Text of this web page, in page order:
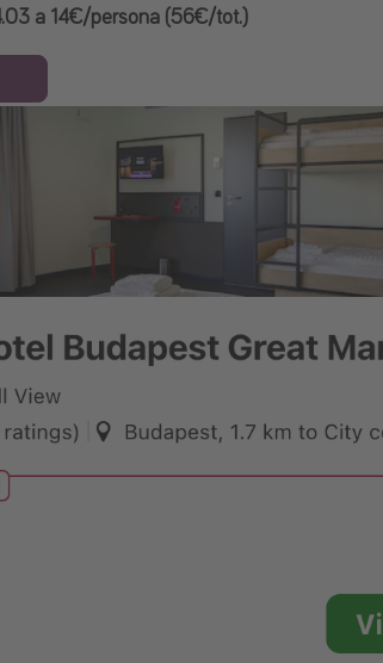
a 14€/persona (56€/tot.)